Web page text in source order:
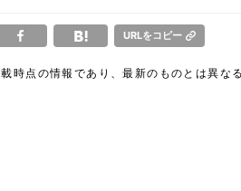
URLをコピー
時点の情報であり、最新のものとは異な